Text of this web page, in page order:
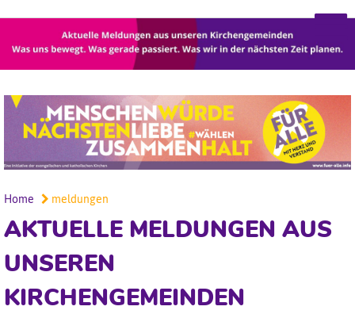
Home meldungen
AKTUELLE MELDUNGEN AUS
UNSEREN
KIRCHENGEMEINDEN